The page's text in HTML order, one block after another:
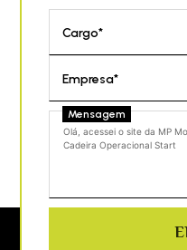
Cargo*
Empresa*
Mensagem